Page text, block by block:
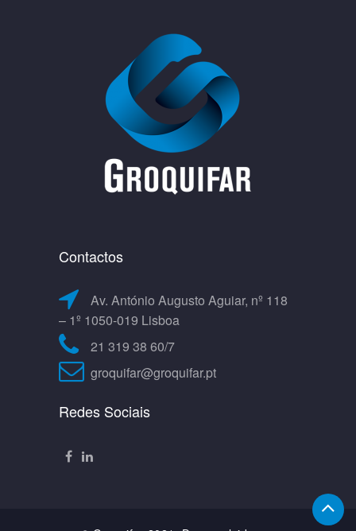
Contactos
Av. António Augusto Aguiar, nº 118
– 1º 1050-019 Lisboa
21 319 38 60/7
groquifar@groquifar.pt
Redes Sociais